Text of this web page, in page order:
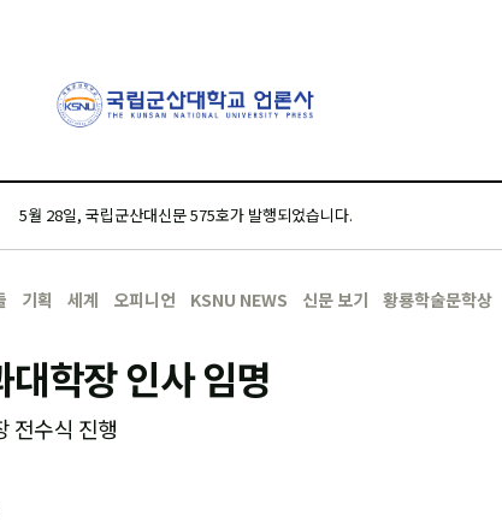
5월 28일, 국립군산대신문 575호가 발행되었습니다.
기획 세계 오피니언 KSNU NEWS 신문 보기 황룡학술문학상
학장 인사 임명
전수식 진행